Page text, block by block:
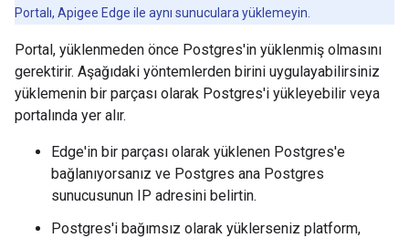
Portalı, Apigee Edge ile aynı sunuculara yüklemeyin.
Portal, yüklenmeden önce Postgres'in yüklenmiş olmasını
gerektirir. Aşağıdaki yöntemlerden birini uygulayabilirsiniz
yüklemenin bir parçası olarak Postgres'i yükleyebilir veya
portalında yer alır.
Edge'in bir parçası olarak yüklenen Postgres'e
bağlanıyorsanız ve Postgres ana Postgres
sunucusunun IP adresini belirtin.
Postgres'i bağımsız olarak yüklerseniz platform,